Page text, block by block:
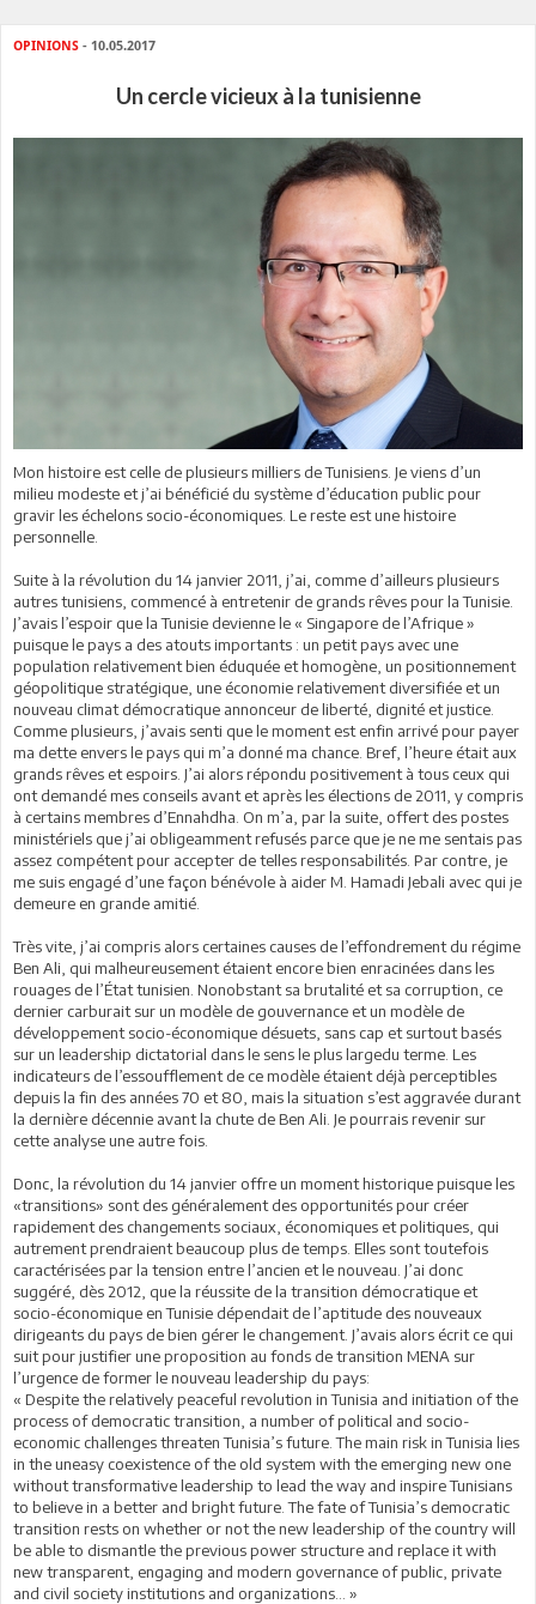
OPINIONS - 10.05.2017
Un cercle vicieux à la tunisienne
Mon histoire est celle de plusieurs milliers de Tunisiens. Je viens d’un
milieu modeste et j’ai bénéficié du système d’éducation public pour
gravir les échelons socio-économiques. Le reste est une histoire
personnelle.
Suite à la révolution du 14 janvier 2011, j’ai, comme d’ailleurs plusieurs
autres tunisiens, commencé à entretenir de grands rêves pour la Tunisie.
J’avais l’espoir que la Tunisie devienne le « Singapore de l’Afrique »
puisque le pays a des atouts importants : un petit pays avec une
population relativement bien éduquée et homogène, un positionnement
géopolitique stratégique, une économie relativement diversifiée et un
nouveau climat démocratique annonceur de liberté, dignité et justice.
Comme plusieurs, j’avais senti que le moment est enfin arrivé pour payer
ma dette envers le pays qui m’a donné ma chance. Bref, l’heure était aux
grands rêves et espoirs. J’ai alors répondu positivement à tous ceux qui
ont demandé mes conseils avant et après les élections de 2011, y compris
à certains membres d’Ennahdha. On m’a, par la suite, offert des postes
ministériels que j’ai obligeamment refusés parce que je ne me sentais pas
assez compétent pour accepter de telles responsabilités. Par contre, je
me suis engagé d’une façon bénévole à aider M. Hamadi Jebali avec qui je
demeure en grande amitié.
Très vite, j’ai compris alors certaines causes de l’effondrement du régime
Ben Ali, qui malheureusement étaient encore bien enracinées dans les
rouages de l’État tunisien. Nonobstant sa brutalité et sa corruption, ce
dernier carburait sur un modèle de gouvernance et un modèle de
développement socio-économique désuets, sans cap et surtout basés
sur un leadership dictatorial dans le sens le plus largedu terme. Les
indicateurs de l’essoufflement de ce modèle étaient déjà perceptibles
depuis la fin des années 70 et 80, mais la situation s’est aggravée durant
la dernière décennie avant la chute de Ben Ali. Je pourrais revenir sur
cette analyse une autre fois.
Donc, la révolution du 14 janvier offre un moment historique puisque les
«transitions» sont des généralement des opportunités pour créer
rapidement des changements sociaux, économiques et politiques, qui
autrement prendraient beaucoup plus de temps. Elles sont toutefois
caractérisées par la tension entre l’ancien et le nouveau. J’ai donc
suggéré, dès 2012, que la réussite de la transition démocratique et
socio-économique en Tunisie dépendait de l’aptitude des nouveaux
dirigeants du pays de bien gérer le changement. J’avais alors écrit ce qui
suit pour justifier une proposition au fonds de transition MENA sur
l’urgence de former le nouveau leadership du pays:
« Despite the relatively peaceful revolution in Tunisia and initiation of the
process of democratic transition, a number of political and socio-
economic challenges threaten Tunisia’s future. The main risk in Tunisia lies
in the uneasy coexistence of the old system with the emerging new one
without transformative leadership to lead the way and inspire Tunisians
to believe in a better and bright future. The fate of Tunisia’s democratic
transition rests on whether or not the new leadership of the country will
be able to dismantle the previous power structure and replace it with
new transparent, engaging and modern governance of public, private
and civil society institutions and organizations... »